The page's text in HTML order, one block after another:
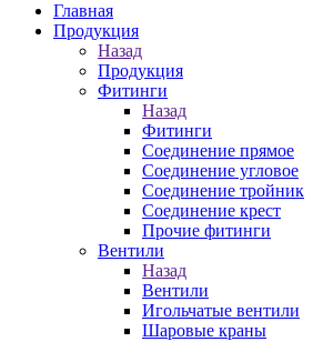
Главная
Продукция
Назад
Продукция
Фитинги
Назад
Фитинги
Соединение прямое
Соединение угловое
Соединение тройник
Соединение крест
Прочие фитинги
Вентили
Назад
Вентили
Игольчатые вентили
Шаровые краны